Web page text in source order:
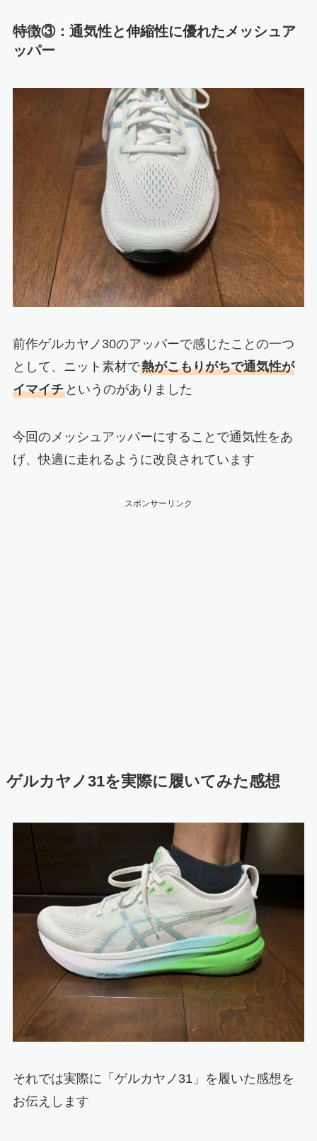
特徴③：通気性と伸縮性に優れたメッシュア
ッパー
前作ゲルカヤノ30のアッパーで感じたことの一つ
として、ニット素材で熱がこもりがちで通気性が
イマイチというのがありました
今回のメッシュアッパーにすることで通気性をあ
げ、快適に走れるように改良されています
スポンサーリンク
ゲルカヤノ31を実際に履いてみた感想
それでは実際に 「ゲルカヤノ31」 を履いた感想を
お伝えします